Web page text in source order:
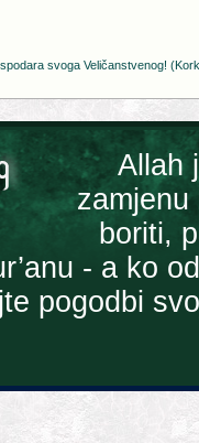
svoga Veličanstvenog!
Allah
zamjenu
boriti,
- a ko
pogodbi